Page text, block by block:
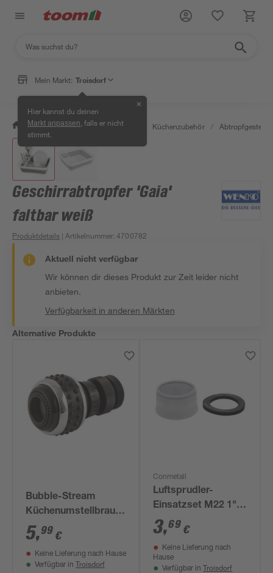
Mein Markt: Troisdorf
Hier kannst du deinen
Markt anpassen , falls er nicht
stimmt.
✕
/ Wohnen & Haushalt / Küche Küchenzubehör / Abtropfgestelle
Geschirrabtropfer 'Gaia'
faltbar weiß
Produktdetails | Artikelnummer:4700782
Aktuell nicht verfügbar
Wir können dir dieses Produkt zur Zeit leider nicht
anbieten.
Verfügbarkeit in anderen Märkten
Alternative Produkte
Bubble-Stream
Küchenumstellbrause
schwarz M22/M24
5,99 €
Keine Lieferung nach Hause
Verfügbar in Troisdorf
Conmetall
Luftsprudler-
Einsatzset M22 1",
M24 1"
3,69 €
Keine Lieferung nach
Hause
Verfügbar in Troisdorf